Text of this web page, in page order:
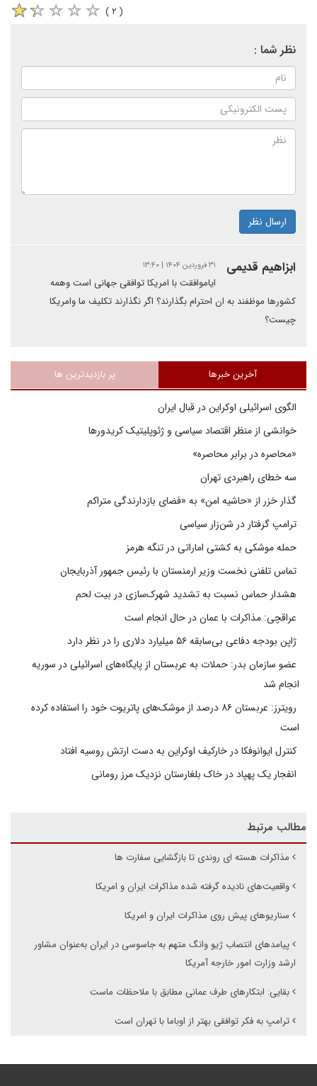
( ۲ )
نظر شما :
ارسال نظر
ابزاهیم قدیمی ۳۱ فروردین ۱۴۰۴ | ۱۳:۴۰
ایاموافقت با امریکا توافقی جهانی است وهمه
کشورها موظفند به ان احترام بگذارند؟ اگر نگذارند تکلیف ما وامریکا
چیست؟
آخرین خبرها پر بازدیدترین ها
الگوی اسرائیلی اوکراین در قبال ایران
خوانشی از منظر اقتصاد سیاسی و ژئوپلیتیک کریدورها
«محاصره در برابر محاصره»
سه خطای راهبردی تهران
گذار خزر از «حاشیه امن» به «فضای بازدارندگی متراکم
ترامپ گرفتار در شن‌زار سیاسی
حمله موشکی به کشتی اماراتی در تنگه هرمز
تماس تلفنی نخست وزیر ارمنستان با رئیس جمهور آذربایجان
هشدار حماس نسبت به تشدید شهرک‌سازی در بیت‌ لحم
عراقچی: مذاکرات با عمان در حال انجام است
ژاپن بودجه دفاعی بی‌سابقه ۵۶ میلیارد دلاری را در نظر دارد
عضو سازمان بدر: حملات به عربستان از پایگاه‌های اسرائیلی در سوریه
انجام شد
رویترز: عربستان ۸۶ درصد از موشک‌های پاتریوت خود را استفاده کرده
است
کنترل ایوانوفکا در خارکیف اوکراین به دست ارتش روسیه افتاد
انفجار یک پهپاد در خاک بلغارستان نزدیک مرز رومانی
مطالب مرتبط
مذاکرات هسته ای روندی تا بازگشایی سفارت ها
واقعیت‌های نادیده گرفته شده مذاکرات ایران و امریکا
سناریوهای پیش روی مذاکرات ایران و امریکا
پیامدهای انتصاب ژیو وانگ متهم به جاسوسی در ایران به‌عنوان مشاور
ارشد وزارت امور خارجه آمریکا
بقایی: ابتکارهای طرف عمانی مطابق با ملاحظات ماست
ترامپ به فکر توافقی بهتر از اوباما با تهران است